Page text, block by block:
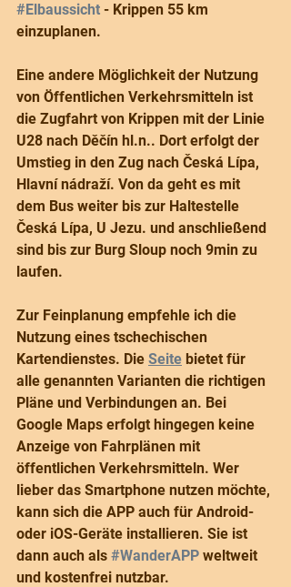
#Elbaussicht - Krippen 55 km
einzuplanen.
Eine andere Möglichkeit der Nutzung
von Öffentlichen Verkehrsmitteln ist
die Zugfahrt von Krippen mit der Linie
U28 nach Děčín hl.n.. Dort erfolgt der
Umstieg in den Zug nach Česká Lípa,
Hlavní nádraží. Von da geht es mit
dem Bus weiter bis zur Haltestelle
Česká Lípa, U Jezu. und anschließend
sind bis zur Burg Sloup noch 9min zu
laufen.
Zur Feinplanung empfehle ich die
Nutzung eines tschechischen
Kartendienstes. Die Seite bietet für
alle genannten Varianten die richtigen
Pläne und Verbindungen an. Bei
Google Maps erfolgt hingegen keine
Anzeige von Fahrplänen mit
öffentlichen Verkehrsmitteln. Wer
lieber das Smartphone nutzen möchte,
kann sich die APP auch für Android-
oder iOS-Geräte installieren. Sie ist
dann auch als #WanderAPP weltweit
und kostenfrei nutzbar.